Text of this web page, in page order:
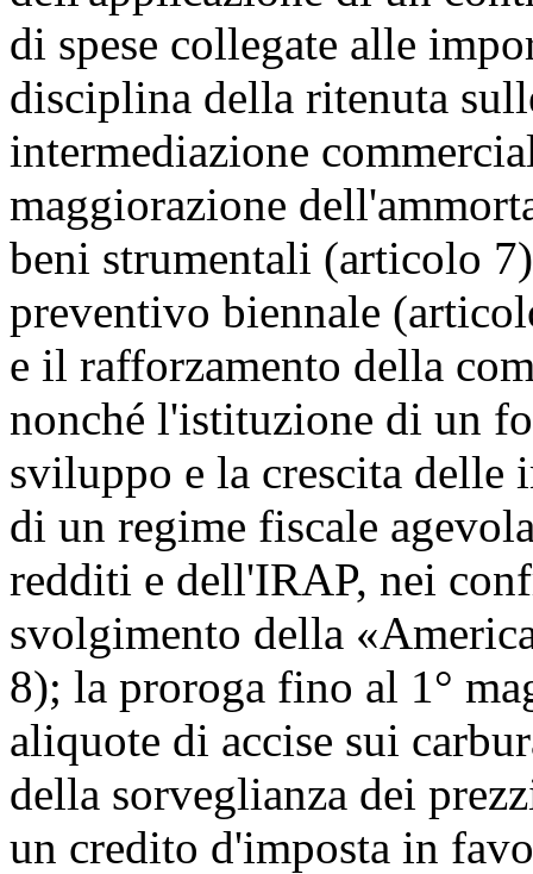
di spese collegate alle
disciplina della ritenuta
intermediazione
maggiorazione
beni strumentali (articolo
preventivo biennale
e il rafforzamento della
nonché l'istituzione di un
sviluppo e la crescita delle
di un regime fiscale
redditi e dell'IRAP, nei
svolgimento della
8); la proroga fino al 1°
aliquote di accise sui
della sorveglianza dei
un credito d'imposta in